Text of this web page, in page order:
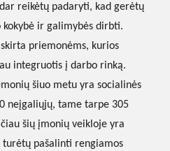
reikėtų padaryti, kad gerėtų
ir galimybės dirbti.
priemonėms, kurios
integruotis į darbo rinką.
šiuo metu yra socialinės
neįgaliųjų, tame tarpe 305
šių įmonių veikloje yra
pašalinti rengiamos